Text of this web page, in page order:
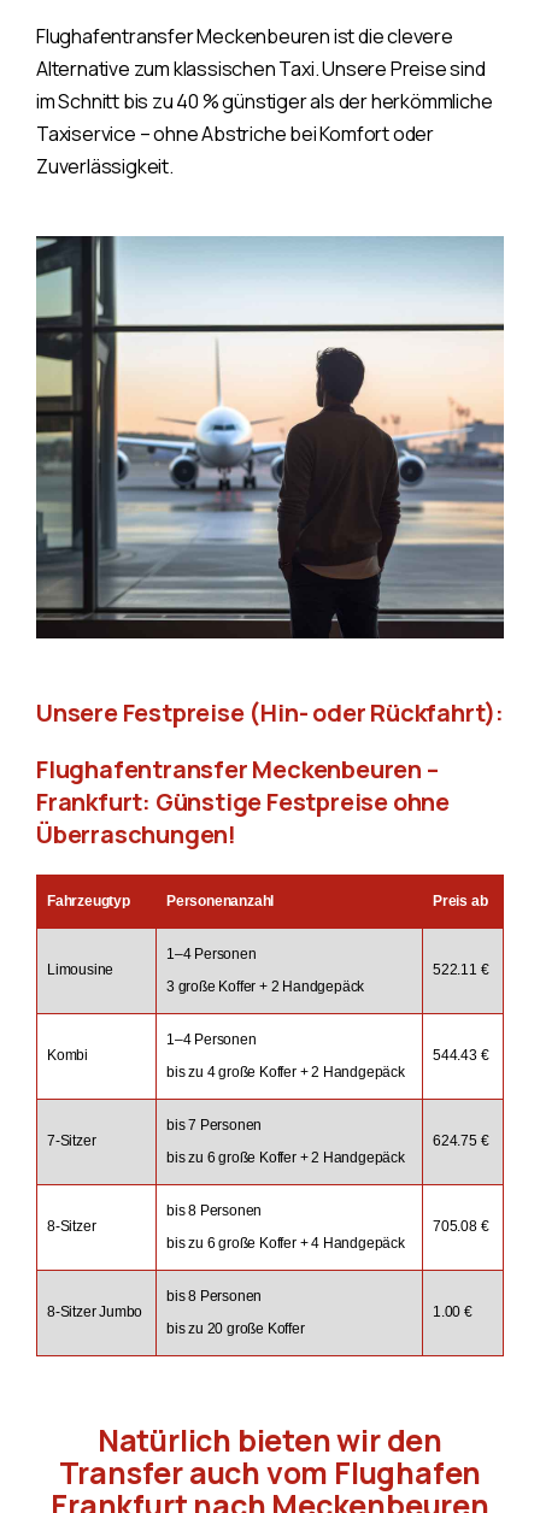
Flughafentransfer Meckenbeuren ist die clevere
Alternative zum klassischen Taxi. Unsere Preise sind
im Schnitt bis zu 40 % günstiger als der herkömmliche
Taxiservice – ohne Abstriche bei Komfort oder
Zuverlässigkeit.
Unsere Festpreise (Hin- oder Rückfahrt):
Flughafentransfer Meckenbeuren –
Frankfurt: Günstige Festpreise ohne
Überraschungen!
Fahrzeugtyp Personenanzahl Preis ab
Limousine
1–4 Personen
3 große Koffer + 2 Handgepäck
522.11 €
Kombi
1–4 Personen
bis zu 4 große Koffer + 2 Handgepäck
544.43 €
7-Sitzer
bis 7 Personen
bis zu 6 große Koffer + 2 Handgepäck
624.75 €
8-Sitzer
bis 8 Personen
bis zu 6 große Koffer + 4 Handgepäck
705.08 €
8-Sitzer Jumbo
bis 8 Personen
bis zu 20 große Koffer
1.00 €
Natürlich bieten wir den
Transfer auch vom Flughafen